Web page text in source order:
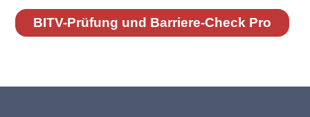
BITV-Prüfung und Barriere-Check Pro